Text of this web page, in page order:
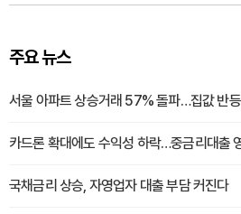
주요 뉴스
서울 아파트 상승거래 57% 돌파…집값 반
카드론 확대에도 수익성 하락…중금리대출
국채금리 상승, 자영업자 대출 부담 커진다